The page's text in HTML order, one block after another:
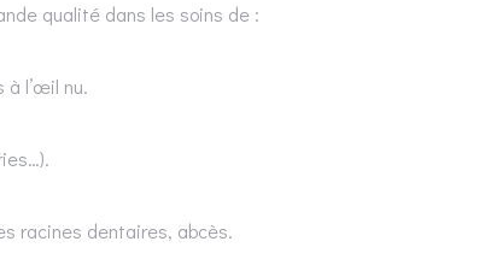
qualité dans les soins de :
à l’œil nu.
racines dentaires, abcès.